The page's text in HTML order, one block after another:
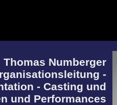
Thomas Numberger
-
- Casting und
und Performances